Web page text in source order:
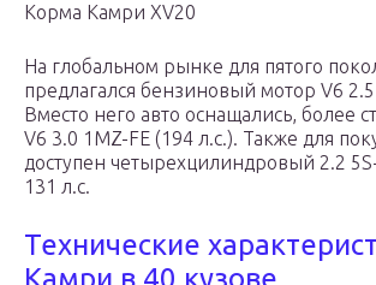
Корма Камри XV20
На глобальном рынке для пятого
предлагался бензиновый мотор V6
Вместо него авто оснащались, более
V6 3.0 1MZ-FE (194 л.с.). Также для
доступен четырехцилиндровый 2.2
131 л.с.
Технические